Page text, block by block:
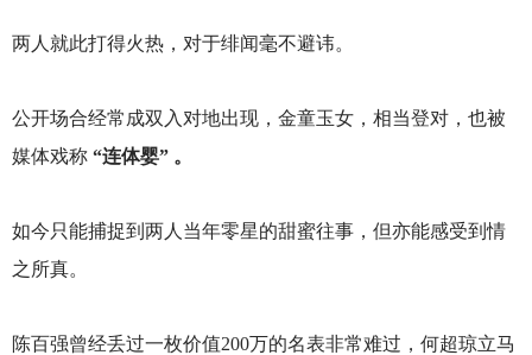
两人就此打得火热，对于绯闻毫不避讳。
公开场合经常成双入对地出现，金童玉女，相当登对，也被
媒体戏称 “连体婴” 。
如今只能捕捉到两人当年零星的甜蜜往事，但亦能感受到情
之所真。
陈百强曾经丢过一枚价值200万的名表非常难过，何超琼立马